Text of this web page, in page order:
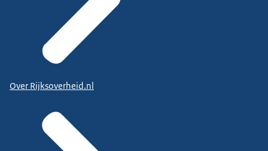
Over Rijksoverheid.nl